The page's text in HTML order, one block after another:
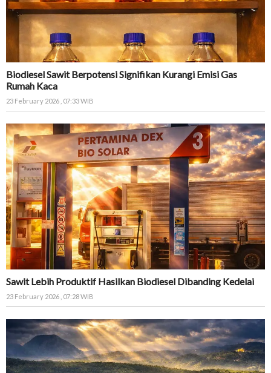
Biodiesel Sawit Berpotensi Signifikan Kurangi Emisi Gas
Rumah Kaca
23 February 2026 , 07:33 WIB
Sawit Lebih Produktif Hasilkan Biodiesel Dibanding Kedelai
23 February 2026 , 07:28 WIB